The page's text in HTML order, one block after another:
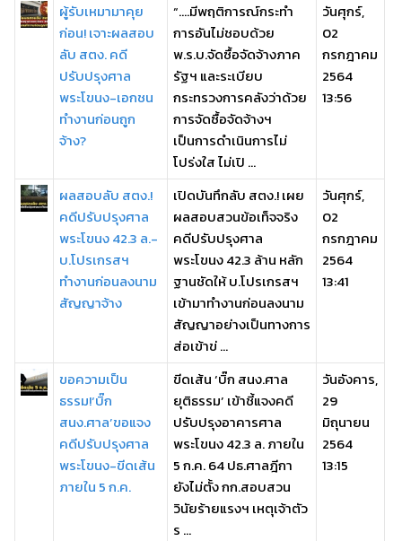
ผู้รับเหมามาคุย
ก่อน! เจาะผลสอบ
ลับ สตง. คดี
ปรับปรุงศาล
พระโขนง-เอกชน
ทำงานก่อนถูก
จ้าง?
“....มีพฤติการณ์กระทำ
การอันไม่ชอบด้วย
พ.ร.บ.จัดซื้อจัดจ้างภาค
รัฐฯ และระเบียบ
กระทรวงการคลังว่าด้วย
การจัดซื้อจัดจ้างฯ
เป็นการดำเนินการไม่
โปร่งใส ไม่เปิ ...
วันศุกร์,
02
กรกฎาคม
2564
13:56
ผลสอบลับ สตง.!
คดีปรับปรุงศาล
พระโขนง 42.3 ล.-
บ.โปรเกรสฯ
ทำงานก่อนลงนาม
สัญญาจ้าง
เปิดบันทึกลับ สตง.! เผย
ผลสอบสวนข้อเท็จจริง
คดีปรับปรุงศาล
พระโขนง 42.3 ล้าน หลัก
ฐานชัดให้ บ.โปรเกรสฯ
เข้ามาทำงานก่อนลงนาม
สัญญาอย่างเป็นทางการ
ส่อเข้าข่ ...
วันศุกร์,
02
กรกฎาคม
2564
13:41
ขอความเป็น
ธรรม!‘บิ๊ก
สนง.ศาล’ขอแจง
คดีปรับปรุงศาล
พระโขนง-ขีดเส้น
ภายใน 5 ก.ค.
ขีดเส้น ‘บิ๊ก สนง.ศาล
ยุติธรรม’ เข้าชี้แจงคดี
ปรับปรุงอาคารศาล
พระโขนง 42.3 ล. ภายใน
5 ก.ค. 64 ปธ.ศาลฎีกา
ยังไม่ตั้ง กก.สอบสวน
วินัยร้ายแรงฯ เหตุเจ้าตัว
ร ...
วันอังคาร,
29
มิถุนายน
2564
13:15